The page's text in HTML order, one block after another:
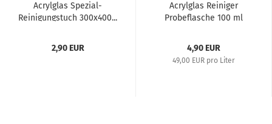
Acrylglas Spezial-
Reinigungstuch 300x400...
2,90 EUR
Acrylglas Reiniger
Probeflasche 100 ml
4,90 EUR
49,00 EUR pro Liter